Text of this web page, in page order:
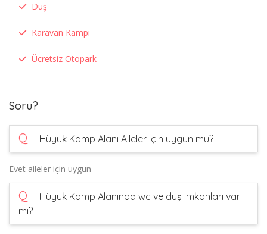
Duş
Karavan Kampı
Ücretsiz Otopark
Soru?
Q Hüyük Kamp Alanı Aileler için uygun mu?
Evet aileler için uygun
Q
Hüyük Kamp Alanında wc ve duş imkanları var
mı?